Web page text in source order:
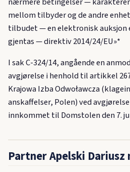
mellom tilbyder og de andre
tilbudet — en elektronisk
gjentas — direktiv 2014/24/EU»*
I sak C-324/14, angående en
avgjørelse i henhold til artikkel
Krajowa Izba Odwoławcza
anskaffelser, Polen) ved avgjørelse
innkommet til Domstolen den 7.
Partner Apelski Dariusz